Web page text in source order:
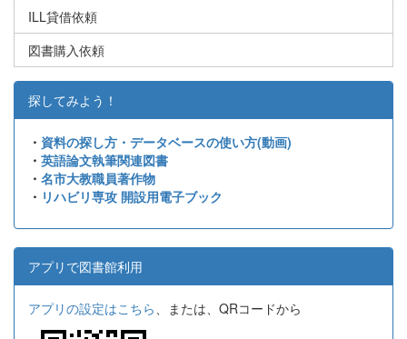
ILL貸借依頼
図書購入依頼
探してみよう！
・ 資料の探し方・データベースの使い方(動画)
・ 英語論文執筆関連図書
・ 名市大教職員著作物
・ リハビリ専攻 開設用電子ブック
アプリで図書館利用
アプリの設定はこちら、または、QRコードから